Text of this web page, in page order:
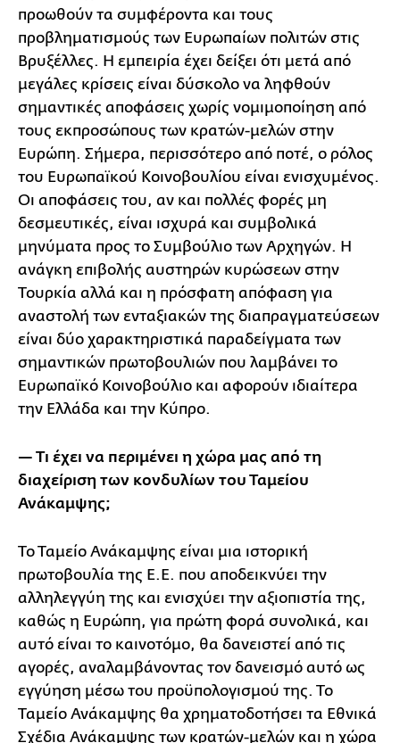
προωθούν τα συμφέροντα και τους
προβληματισμούς των Ευρωπαίων πολιτών στις
Βρυξέλλες. Η εμπειρία έχει δείξει ότι μετά από
μεγάλες κρίσεις είναι δύσκολο να ληφθούν
σημαντικές αποφάσεις χωρίς νομιμοποίηση από
τους εκπροσώπους των κρατών-μελών στην
Ευρώπη. Σήμερα, περισσότερο από ποτέ, ο ρόλος
του Ευρωπαϊκού Κοινοβουλίου είναι ενισχυμένος.
Οι αποφάσεις του, αν και πολλές φορές μη
δεσμευτικές, είναι ισχυρά και συμβολικά
μηνύματα προς το Συμβούλιο των Αρχηγών. Η
ανάγκη επιβολής αυστηρών κυρώσεων στην
Τουρκία αλλά και η πρόσφατη απόφαση για
αναστολή των ενταξιακών της διαπραγματεύσεων
είναι δύο χαρακτηριστικά παραδείγματα των
σημαντικών πρωτοβουλιών που λαμβάνει το
Ευρωπαϊκό Κοινοβούλιο και αφορούν ιδιαίτερα
την Ελλάδα και την Κύπρο.
— Τι έχει να περιμένει η χώρα μας από τη
διαχείριση των κονδυλίων του Ταμείου
Ανάκαμψης;
Το Ταμείο Ανάκαμψης είναι μια ιστορική
πρωτοβουλία της Ε.Ε. που αποδεικνύει την
αλληλεγγύη της και ενισχύει την αξιοπιστία της,
καθώς η Ευρώπη, για πρώτη φορά συνολικά, και
αυτό είναι το καινοτόμο, θα δανειστεί από τις
αγορές, αναλαμβάνοντας τον δανεισμό αυτό ως
εγγύηση μέσω του προϋπολογισμού της. Το
Ταμείο Ανάκαμψης θα χρηματοδοτήσει τα Εθνικά
Σχέδια Ανάκαμψης των κρατών-μελών και η χώρα